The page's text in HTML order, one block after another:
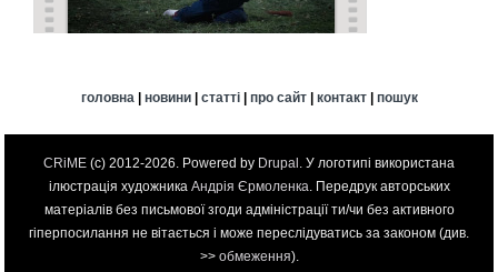
головна | новини| статті| про сайт| контакт| пошук
CRiME (c) 2012-2026. Powered by Drupal . У логотипі використана
ілюстрація художника Андрія Єрмоленка . Передрук авторських
матеріалів без письмової згоди адміністрації ти/чи без активного
гіперпосилання не вітається і може переслідуватись за законом (див.
>> обмеження).